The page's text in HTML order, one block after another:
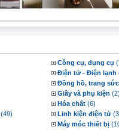
Công cụ, dụng cụ
Điện tử - Điện lạnh
Đồng hồ, trang
Giầy và phụ kiện
Hóa chất (6)
(49) Linh kiện điện tử
Máy móc thiết bị